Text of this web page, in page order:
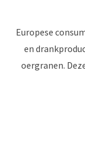
Europese
en
oergranen.